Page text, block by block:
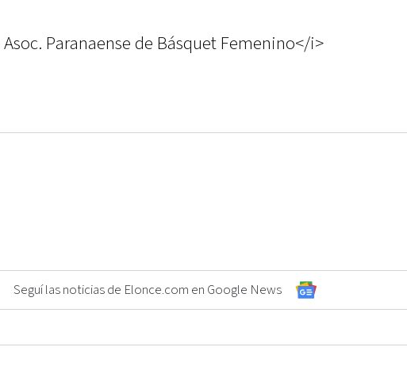
Asoc. Paranaense de Básquet Femenino</i>
Seguí las noticias de Elonce.com en Google News